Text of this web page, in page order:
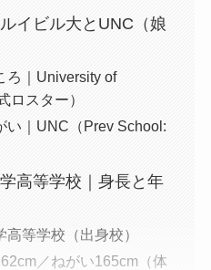
イビル大とUNC（娘
ろ｜University of
ロスター）
い｜UNC（Prev School:
高等学校｜身長と年
等学校（出身校）
／ねがい165cm（体